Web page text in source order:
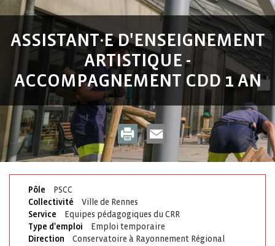
ASSISTANT·E D'ENSEIGNEMENT
ARTISTIQUE -
ACCOMPAGNEMENT CDD 1 AN
Pôle
PSCC
Collectivité
Ville de Rennes
Service
Equipes pédagogiques du CRR
Type d'emploi
Emploi temporaire
Direction
Conservatoire à Rayonnement Régional